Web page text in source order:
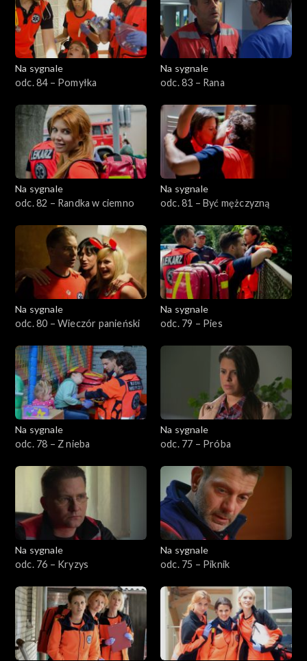
Na sygnale
odc. 84 – Pomyłka
Na sygnale
odc. 83 – Rana
Na sygnale
odc. 82 – Randka w ciemno
Na sygnale
odc. 81 – Być mężczyzną
Na sygnale
odc. 80 – Wieczór panieński
Na sygnale
odc. 79 – Pies
Na sygnale
odc. 78 – Z nieba
Na sygnale
odc. 77 – Próba
Na sygnale
odc. 76 – Kryzys
Na sygnale
odc. 75 – Piknik